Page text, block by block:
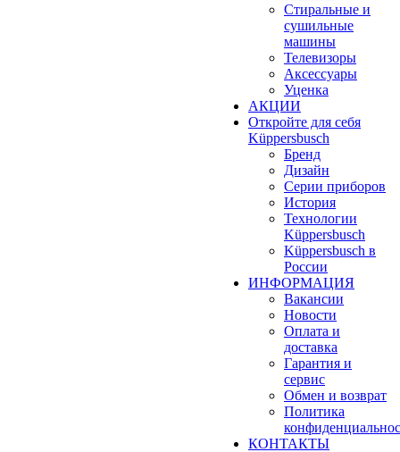
Стиральные и
сушильные
машины
Телевизоры
Аксессуары
Уценка
АКЦИИ
Откройте для себя
Küppersbusch
Бренд
Дизайн
Серии приборов
История
Технологии
Küppersbusch
Küppersbusch в
России
ИНФОРМАЦИЯ
Вакансии
Новости
Оплата и
доставка
Гарантия и
сервис
Обмен и возврат
Политика
КОНТАКТЫ